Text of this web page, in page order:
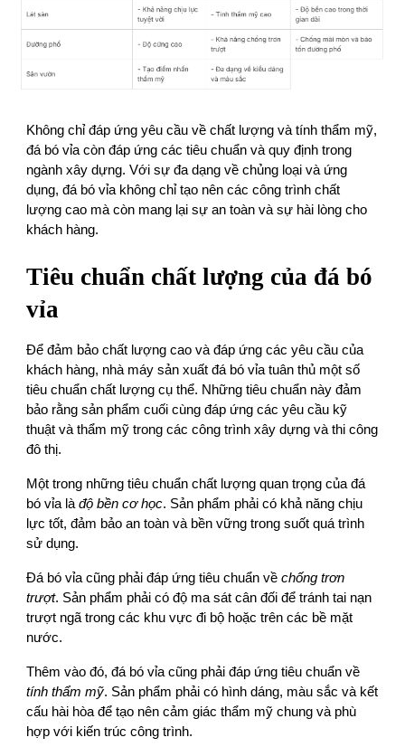
Không chỉ đáp ứng yêu cầu về chất lượng và tính thẩm mỹ,
đá bó vỉa còn đáp ứng các tiêu chuẩn và quy định trong
ngành xây dựng. Với sự đa dạng về chủng loại và ứng
dụng, đá bó vỉa không chỉ tạo nên các công trình chất
lượng cao mà còn mang lại sự an toàn và sự hài lòng cho
khách hàng.
Tiêu chuẩn chất lượng của đá bó
vỉa
Để đảm bảo chất lượng cao và đáp ứng các yêu cầu của
khách hàng, nhà máy sản xuất đá bó vỉa tuân thủ một số
tiêu chuẩn chất lượng cụ thể. Những tiêu chuẩn này đảm
bảo rằng sản phẩm cuối cùng đáp ứng các yêu cầu kỹ
thuật và thẩm mỹ trong các công trình xây dựng và thi công
đô thị.
Một trong những tiêu chuẩn chất lượng quan trọng của đá
bó vỉa làđộ bền cơ học. Sản phẩm phải có khả năng chịu
lực tốt, đảm bảo an toàn và bền vững trong suốt quá trình
sử dụng.
Đá bó vỉa cũng phải đáp ứng tiêu chuẩn vềchống trơn
trượt. Sản phẩm phải có độ ma sát cân đối để tránh tai nạn
trượt ngã trong các khu vực đi bộ hoặc trên các bề mặt
nước.
Thêm vào đó, đá bó vỉa cũng phải đáp ứng tiêu chuẩn về
tính thẩm mỹ. Sản phẩm phải có hình dáng, màu sắc và kết
cấu hài hòa để tạo nên cảm giác thẩm mỹ chung và phù
hợp với kiến trúc công trình.